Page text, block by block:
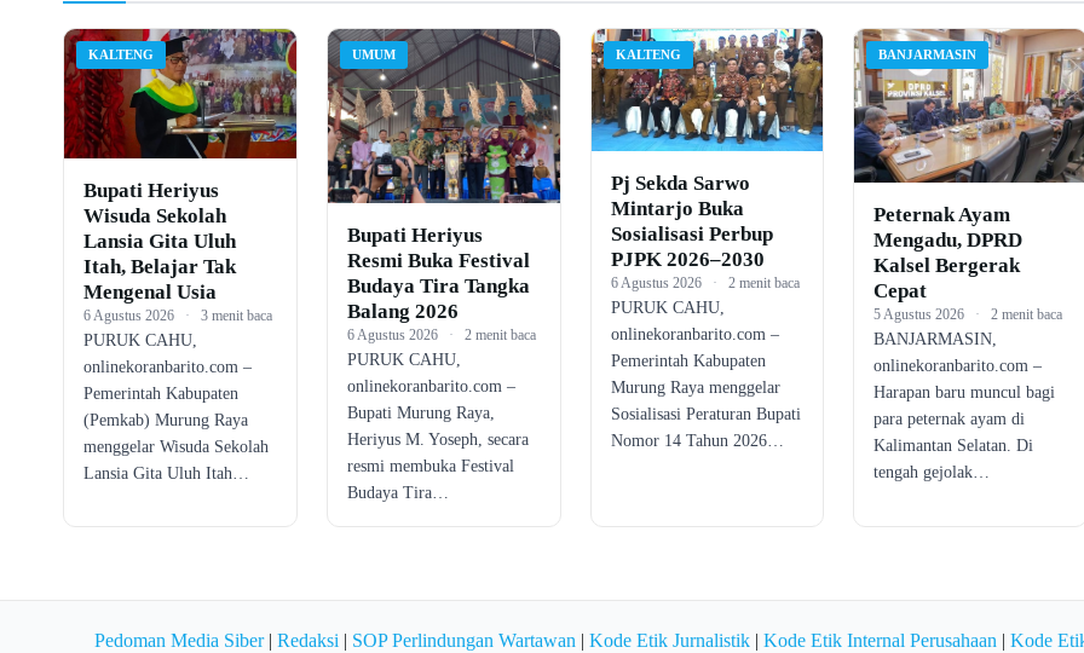
KALTENG
Bupati Heriyus
Wisuda Sekolah
Lansia Gita Uluh
Itah, Belajar Tak
Mengenal Usia
6 Agustus 2026 · 3 menit baca
PURUK CAHU,
onlinekoranbarito.com –
Pemerintah Kabupaten
(Pemkab) Murung Raya
menggelar Wisuda Sekolah
Lansia Gita Uluh Itah…
UMUM
Bupati Heriyus
Resmi Buka Festival
Budaya Tira Tangka
Balang 2026
6 Agustus 2026 · 2 menit baca
PURUK CAHU,
onlinekoranbarito.com –
Bupati Murung Raya,
Heriyus M. Yoseph, secara
resmi membuka Festival
Budaya Tira…
KALTENG
Pj Sekda Sarwo
Mintarjo Buka
Sosialisasi Perbup
PJPK 2026–2030
6 Agustus 2026 · 2 menit baca
PURUK CAHU,
onlinekoranbarito.com –
Pemerintah Kabupaten
Murung Raya menggelar
Sosialisasi Peraturan Bupati
Nomor 14 Tahun 2026…
BANJARMASIN
Peternak Ayam
Mengadu, DPRD
Kalsel Bergerak
Cepat
5 Agustus 2026 · 2 menit baca
BANJARMASIN,
onlinekoranbarito.com –
Harapan baru muncul bagi
para peternak ayam di
Kalimantan Selatan. Di
tengah gejolak…
Pedoman Media Siber| Redaksi | SOP Perlindungan Wartawan | Kode Etik Jurnalistik | Kode Etik Internal Perusahaan | Kode